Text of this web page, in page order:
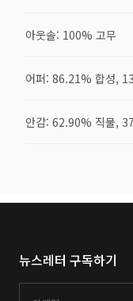
아웃솔: 100% 고무
어퍼: 86.21% 합성,
안감: 62.90% 직물,
뉴스레터 구독하기